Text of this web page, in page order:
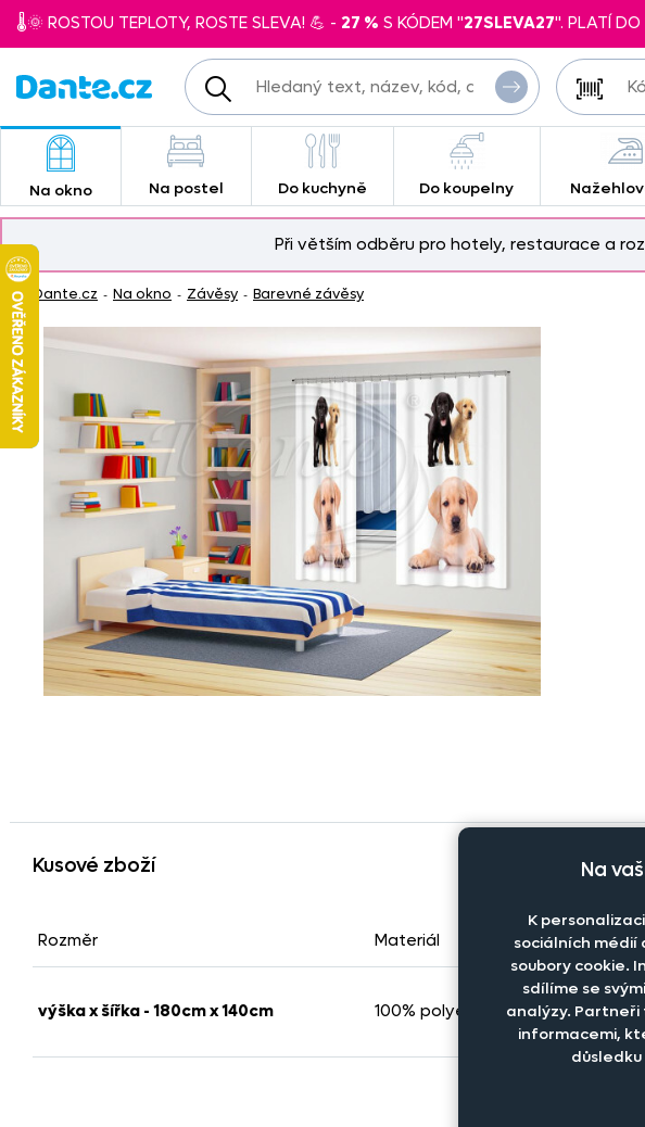
🌡️🌞 ROSTOU TEPLOTY, ROSTE SLEVA! 💪 - 27 % S KÓDEM "27SLEVA27". PLATÍ
Na okno Na postel Do kuchyně Do koupelny
Při větším odběru pro hotely, restaurace a
Dante.cz - Na okno - Závěsy - Barevné závěsy
Kusové zboží
Rozměr Materiál Počet
výška x šířka - 180cm x 140cm 100% polyester -
Na
K
sociálních médií
soubory cookie.
sdílíme se
analýzy. Partneři
informacemi,